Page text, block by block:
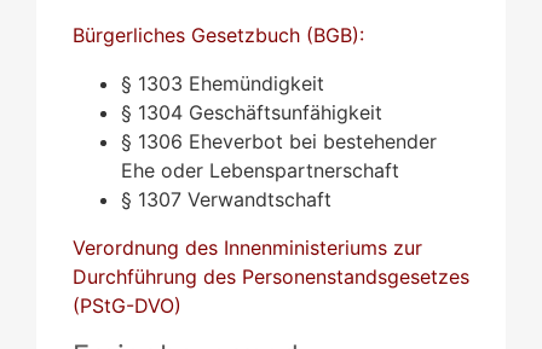
Bürgerliches Gesetzbuch (BGB):
§ 1303 Ehemündigkeit
§ 1304 Geschäftsunfähigkeit
§ 1306 Eheverbot bei bestehender
Ehe oder Lebenspartnerschaft
§ 1307 Verwandtschaft
Verordnung des Innenministeriums zur
Durchführung des Personenstandsgesetzes
(PStG-DVO)